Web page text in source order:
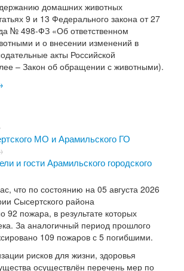
домашних животных
9 и 13 Федерального закона от 27
№ 498-ФЗ «Об ответственном
и о внесении изменений в
акты Российской
– Закон об обращении с животными).
МО и Арамильского ГО
и гости Арамильского городского
что по состоянию на 05 августа 2026
Сысертского района
92 пожара, в результате которых
За аналогичный период прошлого
109 пожаров с 5 погибшими.
рисков для жизни, здоровья
осуществлён перечень мер по